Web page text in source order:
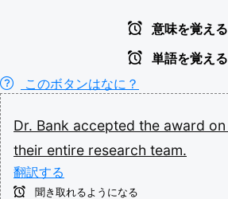
意味を覚える
単語を覚える
このボタンはなに？
Dr. Bank accepted the award on
their entire research team.
翻訳する
聞き取れるようになる